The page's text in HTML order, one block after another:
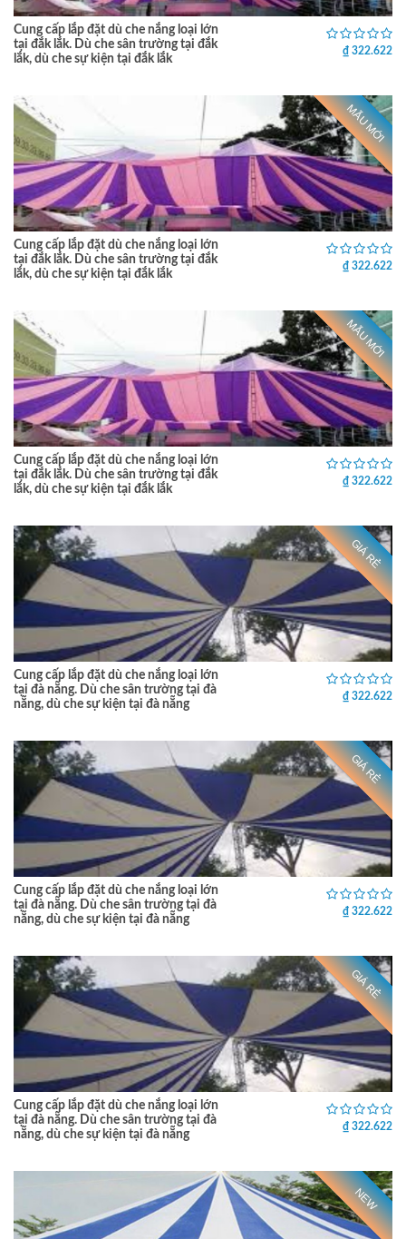
Cung cấp lắp đặt dù che nắng loại lớn
tại đắk lắk. Dù che sân trường tại đắk
lắk, dù che sự kiện tại đắk lắk
₫ 322.622
MẪU MỚI
Cung cấp lắp đặt dù che nắng loại lớn
tại đắk lắk. Dù che sân trường tại đắk
lắk, dù che sự kiện tại đắk lắk
₫ 322.622
MẪU MỚI
Cung cấp lắp đặt dù che nắng loại lớn
tại đắk lắk. Dù che sân trường tại đắk
lắk, dù che sự kiện tại đắk lắk
₫ 322.622
GIÁ RẺ
Cung cấp lắp đặt dù che nắng loại lớn
tại đà nẵng. Dù che sân trường tại đà
nẵng, dù che sự kiện tại đà nẵng
₫ 322.622
GIÁ RẺ
Cung cấp lắp đặt dù che nắng loại lớn
tại đà nẵng. Dù che sân trường tại đà
nẵng, dù che sự kiện tại đà nẵng
₫ 322.622
GIÁ RẺ
Cung cấp lắp đặt dù che nắng loại lớn
tại đà nẵng. Dù che sân trường tại đà
nẵng, dù che sự kiện tại đà nẵng
₫ 322.622
NEW